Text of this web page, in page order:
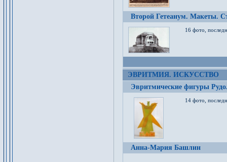
Второй Гетеанум. Макеты.
16 фото,
ЭВРИТМИЯ. ИСКУССТВО
Эвритмические фигуры
14 фото,
Анна-Мария Башлин